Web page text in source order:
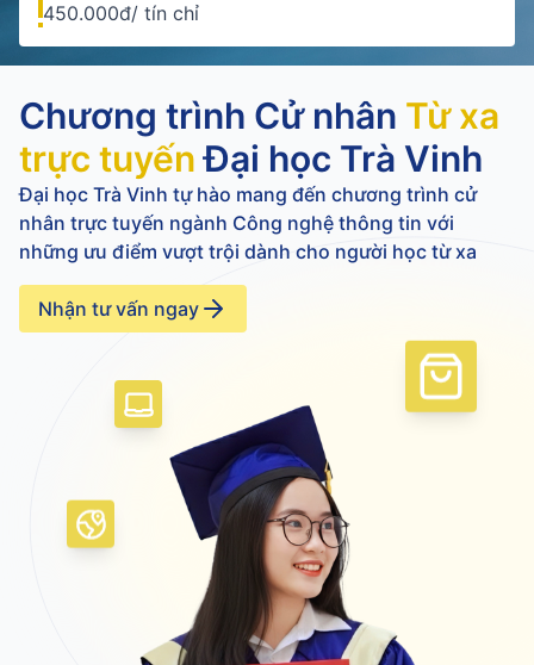
450.000đ/ tín chỉ
Chương trình Cử nhân Từ xa
trực tuyếnĐại học Trà Vinh
Đại học Trà Vinh tự hào mang đến chương trình cử
nhân trực tuyến ngành Công nghệ thông tin với
những ưu điểm vượt trội dành cho người học từ xa
Nhận tư vấn ngay